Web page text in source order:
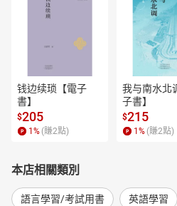
钱边续琐【電子
書】
$205
1 % (賺2點)
我与南水北
子書】
$215
1 % (賺2點)
本店相關類別
語言學習/考試用書 英語學習